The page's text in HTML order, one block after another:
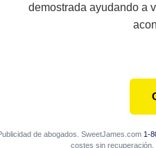
demostrada ayudando a
de abogados. SweetJames.com 1-
costes sin recuperación.